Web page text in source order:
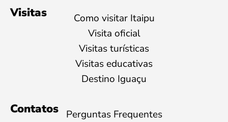
Visitas
Como visitar Itaipu
Visita oficial
Visitas turísticas
Visitas educativas
Destino Iguaçu
Contatos
Perguntas Frequentes